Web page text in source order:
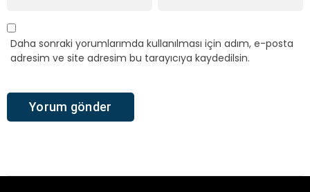
Daha sonraki yorumlarımda kullanılması için adım, e-posta
adresim ve site adresim bu tarayıcıya kaydedilsin.